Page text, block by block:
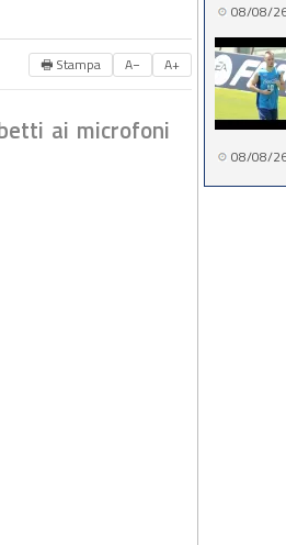
🖶 Stampa A− A+
ai microfoni
08/08/
08/08/